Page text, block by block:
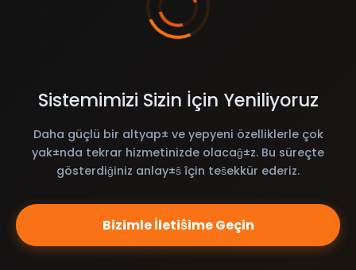
Sistemimizi Sizin İçin Yeniliyoruz
Daha güçlü bir altyap± ve yepyeni özelliklerle çok
yak±nda tekrar hizmetinizde olacaĝ±z. Bu süreçte
gösterdiĝiniz anlay±ŝ îçin teŝekkür ederiz.
Bizimle İletiŝime Geçin